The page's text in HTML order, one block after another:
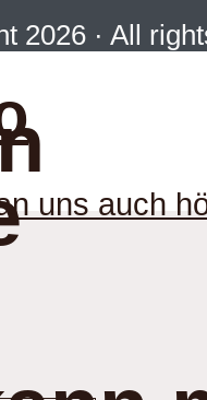
uns auch
2026 · All